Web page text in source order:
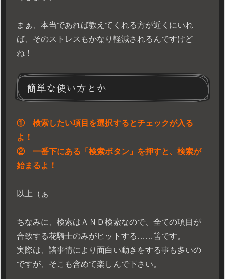
まぁ、本当であれば教えてくれる方が近くにいれ
ば、そのストレスもかなり軽減されるんですけど
ね！
簡単な使い方とか
① 検索したい項目を選択するとチェックが入る
よ！
② 一番下にある「検索ボタン」を押すと、検索が
始まるよ！
以上（ぁ
ちなみに、検索はＡＮＤ検索なので、全ての項目が
合致する花騎士のみがヒットする……筈です。
実際は、諸事情により面白い動きをする事も多いの
ですが、そこも含めて楽しんで下さい。